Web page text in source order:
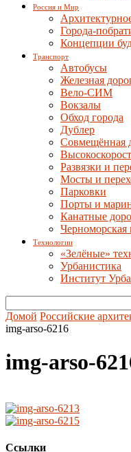
Россия и Мир
Города-
Концепции
Транспорт
Автобусы
Железная
Вело-СИМ
Вокзалы
Обход города
Дублер
Совмещённая
Развязки и
Мосты и
Парковки
Порты и
Канатные
Черноморская
Технологии
«Зелёные»
Урбанистика
Институт
Домой Российские
img-arso-6216
img-arso-
Ссылки